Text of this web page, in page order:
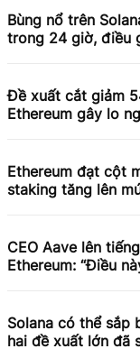
Bùng nổ trên
trong 24 giờ, điều
Đề xuất cắt giảm
Ethereum gây lo
Ethereum đạt cột
staking tăng lên
CEO Aave lên
Ethereum: “Điều
Solana có thể sắp
hai đề xuất lớn đã